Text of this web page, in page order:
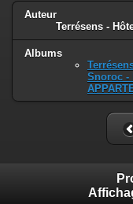
Auteur
Terrésens -
Albums
Snoroc -